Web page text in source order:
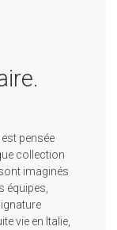
pensée
collection
imaginés
équipes,
vie en Italie,